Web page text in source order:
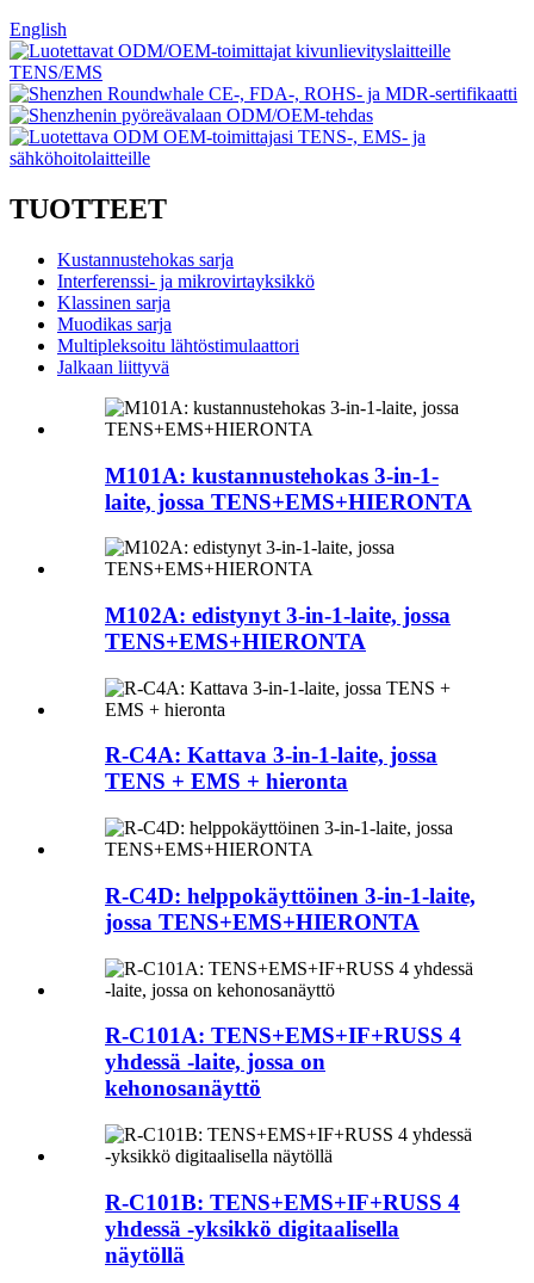
English
TUOTTEET
Kustannustehokas sarja
Interferenssi- ja mikrovirtayksikkö
Klassinen sarja
Muodikas sarja
Multipleksoitu lähtöstimulaattori
Jalkaan liittyvä
M101A: kustannustehokas 3-in-1-
laite, jossa TENS+EMS+HIERONTA
M102A: edistynyt 3-in-1-laite, jossa
TENS+EMS+HIERONTA
R-C4A: Kattava 3-in-1-laite, jossa
TENS + EMS + hieronta
R-C4D: helppokäyttöinen 3-in-1-laite,
jossa TENS+EMS+HIERONTA
R-C101A: TENS+EMS+IF+RUSS 4
yhdessä -laite, jossa on
kehonosanäyttö
R-C101B: TENS+EMS+IF+RUSS 4
yhdessä -yksikkö digitaalisella
näytöllä